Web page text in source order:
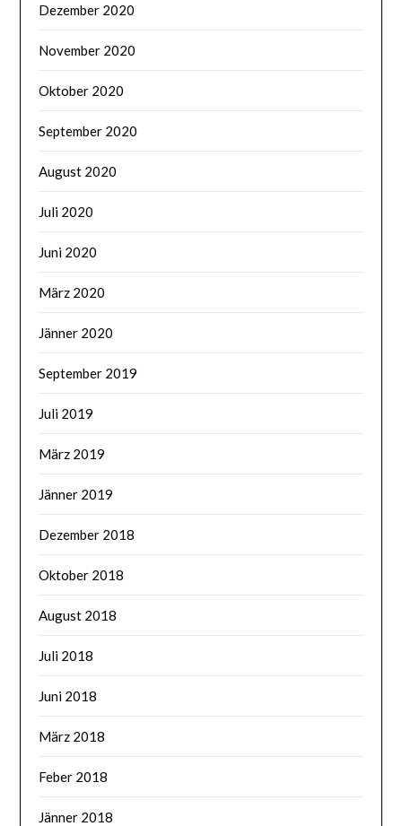
Dezember 2020
November 2020
Oktober 2020
September 2020
August 2020
Juli 2020
Juni 2020
März 2020
Jänner 2020
September 2019
Juli 2019
März 2019
Jänner 2019
Dezember 2018
Oktober 2018
August 2018
Juli 2018
Juni 2018
März 2018
Feber 2018
Jänner 2018